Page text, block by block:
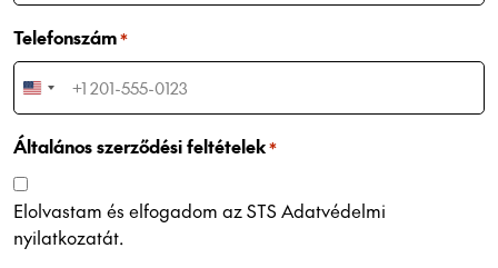
Telefonszám*
U
n
i
e
d
Általános szerződési feltételek*
Elolvastam és elfogadom azSTS Adatvédelmi
nyilatkozatát.